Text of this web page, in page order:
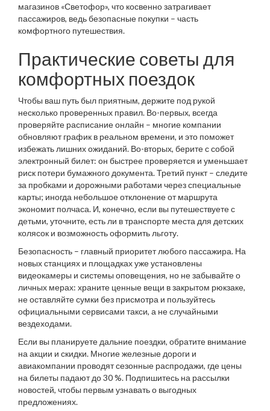
магазинов «Светофор», что косвенно затрагивает
пассажиров, ведь безопасные покупки – часть
комфортного путешествия.
Практические советы для
комфортных поездок
Чтобы ваш путь был приятным, держите под рукой
несколько проверенных правил. Во-первых, всегда
проверяйте расписание онлайн – многие компании
обновляют график в реальном времени, и это поможет
избежать лишних ожиданий. Во-вторых, берите с собой
электронный билет: он быстрее проверяется и уменьшает
риск потери бумажного документа. Третий пункт – следите
за пробками и дорожными работами через специальные
карты; иногда небольшое отклонение от маршрута
экономит полчаса. И, конечно, если вы путешествуете с
детьми, уточните, есть ли в транспорте места для детских
колясок и возможность оформить льготу.
Безопасность – главный приоритет любого пассажира. На
новых станциях и площадках уже установлены
видеокамеры и системы оповещения, но не забывайте о
личных мерах: храните ценные вещи в закрытом рюкзаке,
не оставляйте сумки без присмотра и пользуйтесь
официальными сервисами такси, а не случайными
вездеходами.
Если вы планируете дальние поездки, обратите внимание
на акции и скидки. Многие железные дороги и
авиакомпании проводят сезонные распродажи, где цены
на билеты падают до 30 %. Подпишитесь на рассылки
новостей, чтобы первым узнавать о выгодных
предложениях.